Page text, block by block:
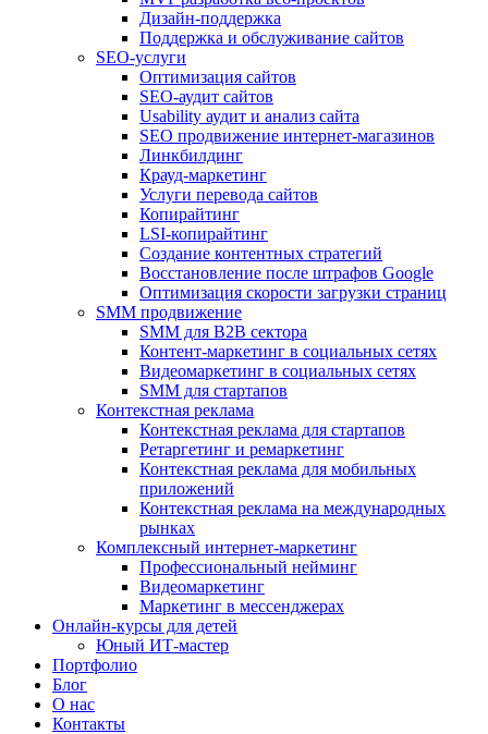
Дизайн-поддержка
Поддержка и обслуживание сайтов
SEO-услуги
Оптимизация сайтов
SEO-аудит сайтов
Usability аудит и анализ сайта
SEO продвижение интернет-магазинов
Линкбилдинг
Крауд-маркетинг
Услуги перевода сайтов
Копирайтинг
LSI-копирайтинг
Создание контентных стратегий
Восстановление после штрафов Google
Оптимизация скорости загрузки страниц
SMM продвижение
SMM для B2B сектора
Контент-маркетинг в социальных сетях
Видеомаркетинг в социальных сетях
SMM для стартапов
Контекстная реклама
Контекстная реклама для стартапов
Ретаргетинг и ремаркетинг
Контекстная реклама для мобильных
приложений
Контекстная реклама на международных
рынках
Комплексный интернет-маркетинг
Профессиональный нейминг
Видеомаркетинг
Маркетинг в мессенджерах
Онлайн-курсы для детей
Юный ИТ-мастер
Портфолио
Блог
О нас
Контакты